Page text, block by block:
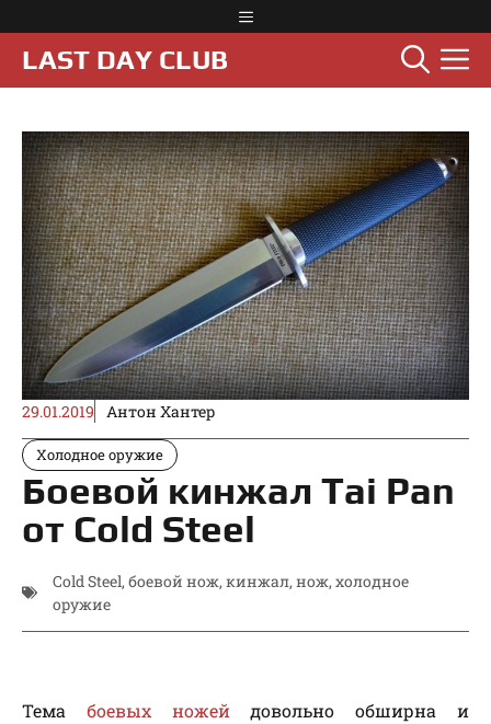
к
содержимому
Меню
LAST DAY CLUB
29.01.2019 Антон Хантер
Холодное оружие
Боевой кинжал Tai Pan
от Cold Steel
Cold Steel, боевой нож, кинжал, нож, холодное
оружие
Тема боевых ножей довольно обширна и